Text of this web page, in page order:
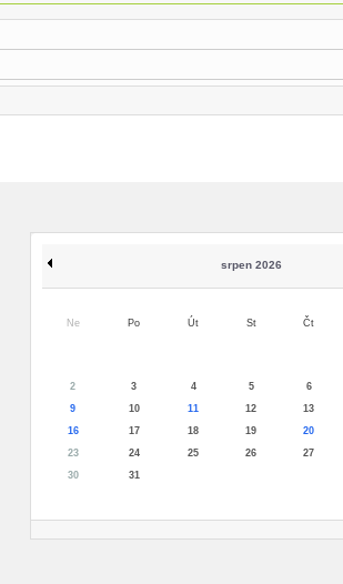
srpen 2026
Ne Po Út St Čt
2
3 4 5 6
9
10 11 12 13
16
17 18 19 20
23
24 25 26 27
30
31